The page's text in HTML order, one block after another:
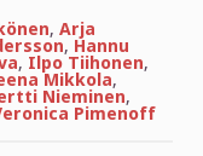
, Arja
, Hannu
, Ilpo Tiihonen,
Mikkola,
Nieminen,
Pimenoff